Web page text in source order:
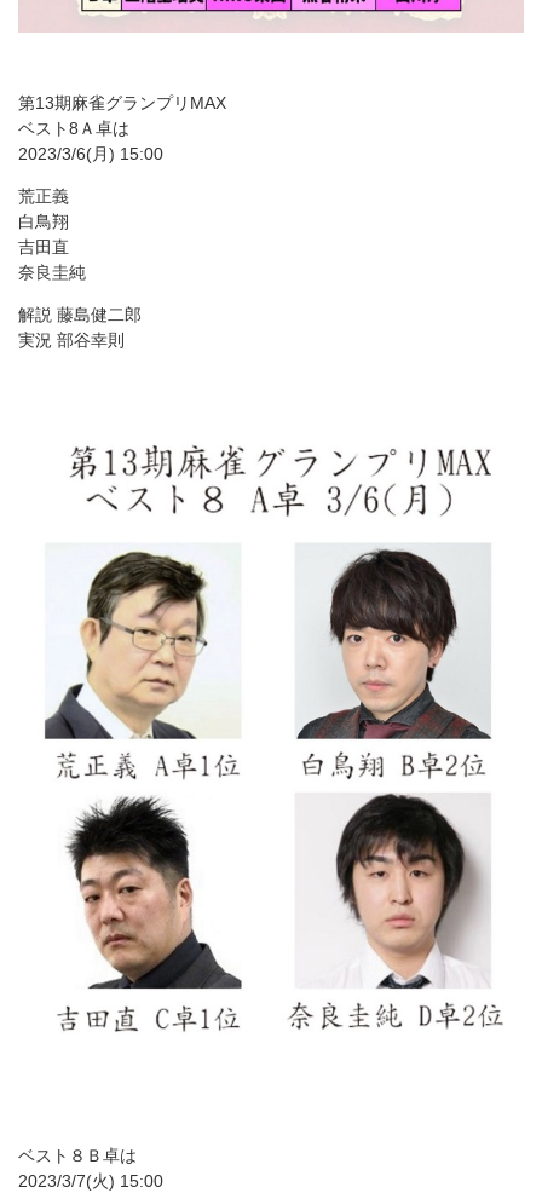
第13期麻雀グランプリMAX
ベスト8Ａ卓は
2023/3/6(月) 15:00
荒正義
白鳥翔
吉田直
奈良圭純
解説 藤島健二郎
実況 部谷幸則
ベスト８Ｂ卓は
2023/3/7(火) 15:00